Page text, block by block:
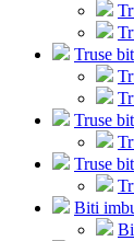
Truse
Truse
Truse
Biti